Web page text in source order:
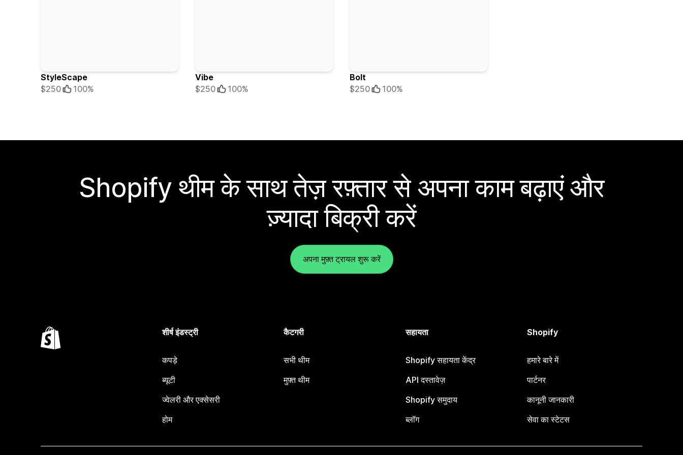
StyleScape
$250
100%
Vibe
$250
100%
Bolt
$250
100%
Shopify थीम के साथ तेज़ रफ़्तार से अपना काम बढ़ाएं और
ज़्यादा बिक्री करें
अपना मुफ़्त ट्रायल शुरू करें
शीर्ष इंडस्ट्री
कपड़े
ब्यूटी
ज्वेलरी और एक्सेसरी
होम
कैटगरी
सभी थीम
मुफ़्त थीम
सहायता
Shopify सहायता केंद्र
API दस्तावेज़
Shopify समुदाय
ब्लॉग
Shopify
हमारे बारे में
पार्टनर
कानूनी जानकारी
सेवा का स्टेटस